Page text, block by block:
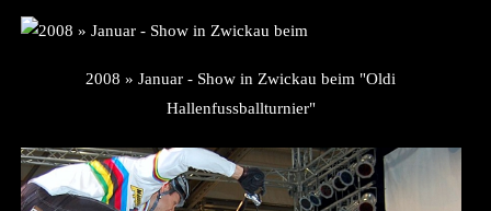
2008 » Januar - Show in Zwickau beim "Oldi
Hallenfussballturnier"